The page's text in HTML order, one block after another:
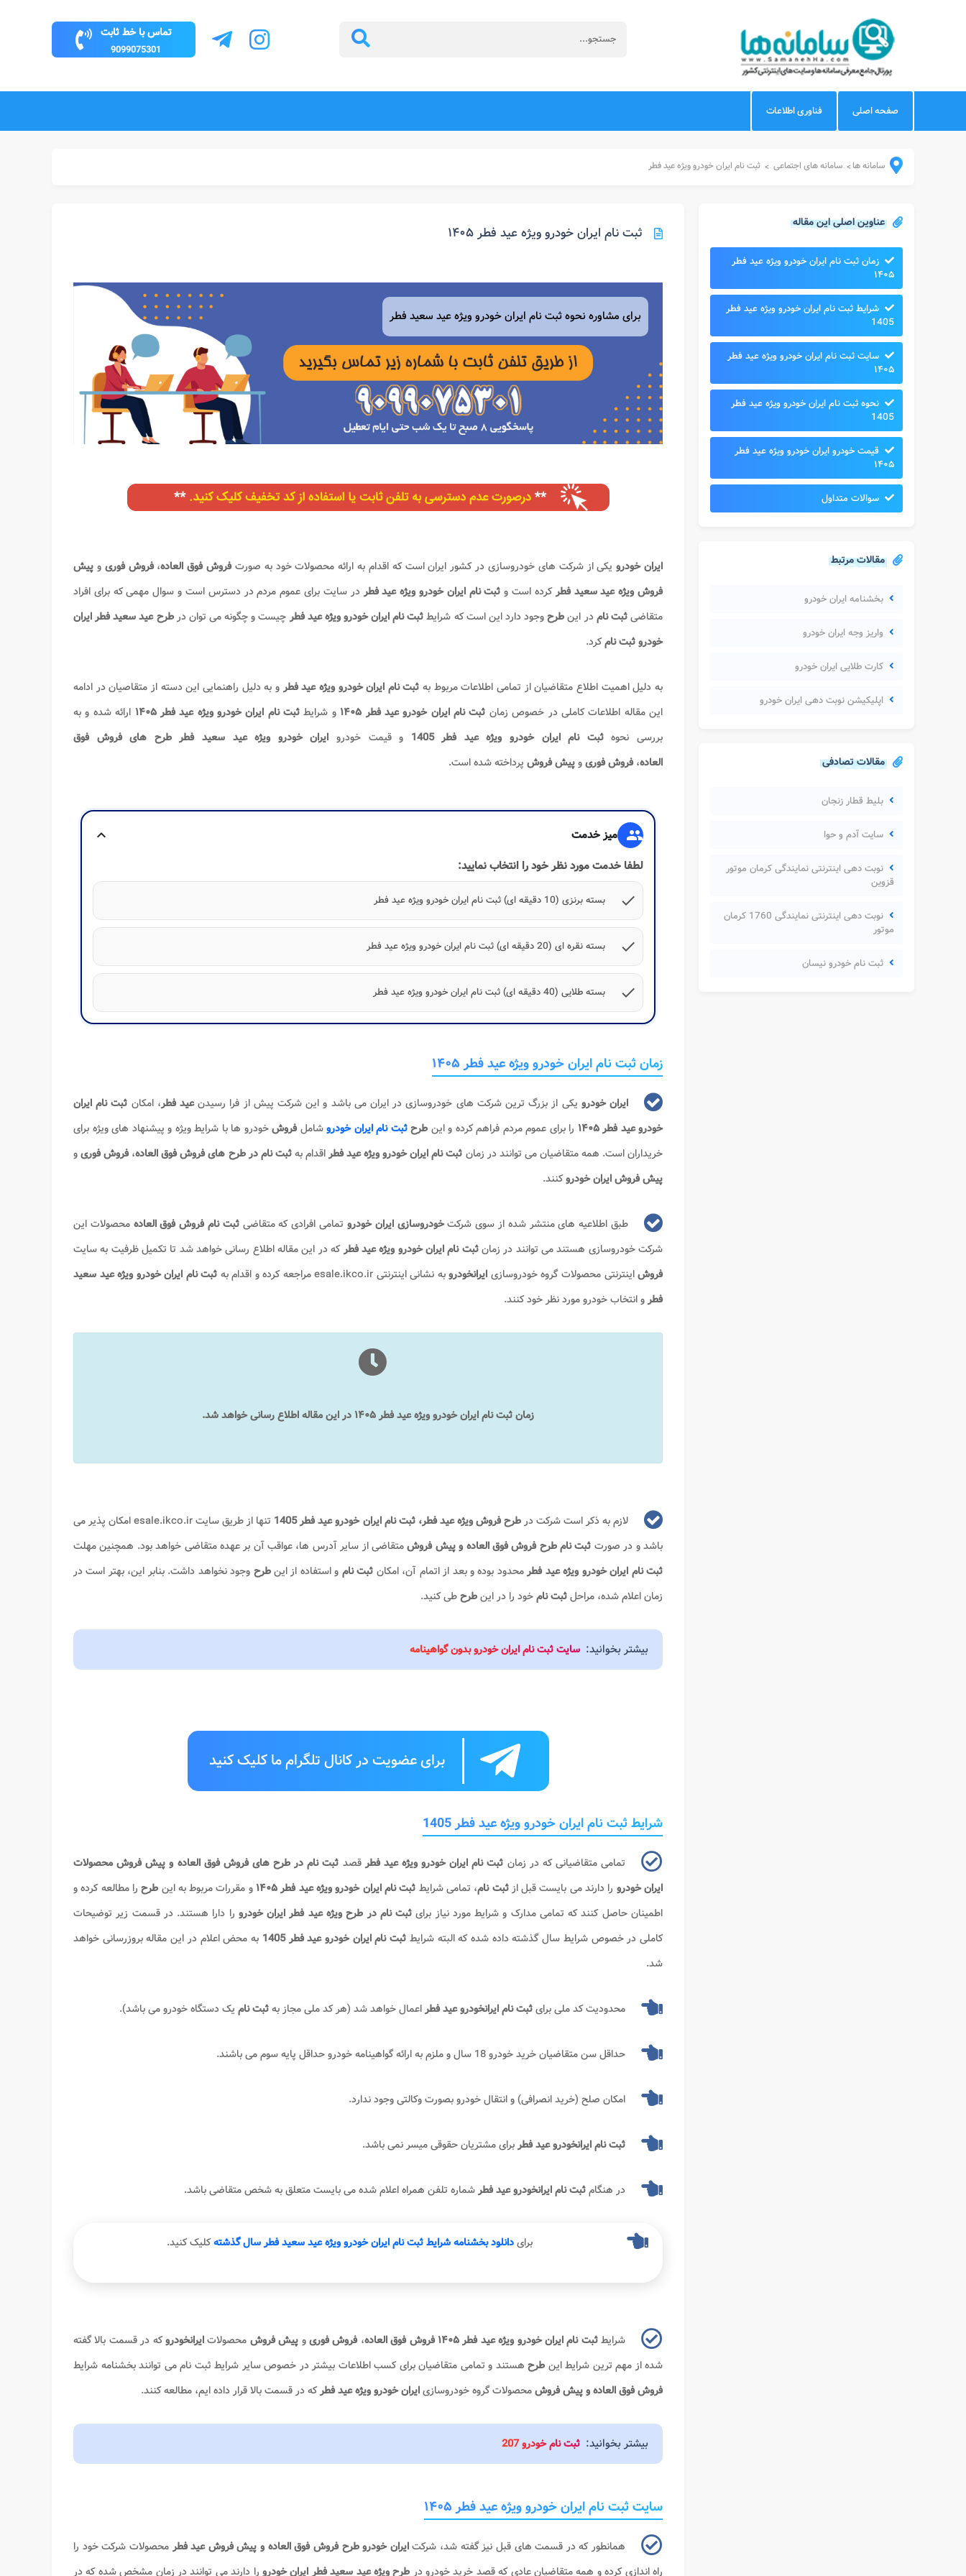
تماس با خط ثابت
9099075301
صفحه اصلی فناوری اطلاعات
سامانه ها> سامانه های اجتماعی > ثبت نام ایران خودرو ویژه عید فطر
عناوین اصلی این مقاله
زمان ثبت نام ایران خودرو ویژه عید فطر
۱۴۰۵
شرایط ثبت نام ایران خودرو ویژه عید فطر
1405
سایت ثبت نام ایران خودرو ویژه عید فطر
۱۴۰۵
نحوه ثبت نام ایران خودرو ویژه عید فطر
1405
قیمت خودرو ایران خودرو ویژه عید فطر
۱۴۰۵
سوالات متداول
مقالات مرتبط
بخشنامه ایران خودرو
واریز وجه ایران خودرو
کارت طلایی ایران خودرو
اپلیکیشن نوبت دهی ایران خودرو
مقالات تصادفی
بلیط قطار زنجان
سایت آدم و حوا
نوبت دهی اینترنتی نمایندگی کرمان موتور
قزوین
نوبت دهی اینترنتی نمایندگی 1760 کرمان
موتور
ثبت نام خودرو نیسان
ثبت نام ایران خودرو ویژه عید فطر ۱۴۰۵
برای مشاوره نحوه ثبت نام ایران خودرو ویژه عید سعید فطر
ایران خودرویکی از شرکت های خودروسازی در کشور ایران است که اقدام به ارائه محصولات خود به صورتفروش فوق العاده،فروش فوریو پیش
فروش ویژه عید سعید فطرکرده است و ثبت نام ایران خودرو ویژه عید فطردر سایت برای عموم مردم در دسترس است و سوال مهمی که برای افراد
متقاضیثبت نامدر اینطرحوجود دارد این است که شرایطثبت نام ایران خودرو ویژه عید فطرچیست و چگونه می توان درطرح عید سعید فطر ایران
خودرو ثبت نامکرد.
به دلیل اهمیت اطلاع متقاضیان از تمامی اطلاعات مربوط به ثبت نام ایران خودرو ویژه عید فطرو به دلیل راهنمایی این دسته از متقاصیان در ادامه
این مقاله اطلاعات کاملی در خصوص زمان ثبت نام ایران خودرو عید فطر ۱۴۰۵ و شرایط ثبت نام ایران خودرو ویژه عید فطر ۱۴۰۵
ارائه شده و به
بررسی نحوهثبت نام ایران خودرو ویژه عید فطر 1405 و قیمت خودرو ایران خودرو ویژه عید سعید فطر طرح های فروش فوق
العاده،فروشفوریوپیش فروش پرداخته شده است.
group میز خدمت
expand_more
لطفا خدمت مورد نظر خود را انتخاب نمایید:
check
بسته برنزی (10 دقیقه ای) ثبت نام ایران خودرو ویژه عید فطر
check بسته نقره ای (20 دقیقه ای) ثبت نام ایران خودرو ویژه عید فطر
check بسته طلایی (40 دقیقه ای) ثبت نام ایران خودرو ویژه عید فطر
زمان ثبت نام ایران خودرو ویژه عید فطر ۱۴۰۵
ایران خودرو یکی از بزرگ ترین شرکت‌ های خودروسازی در ایران می باشد و این شرکت پیش از فرا رسیدنعید فطر، امکان ثبت نام ایران
خودرو عید فطر ۱۴۰۵
را برای عموم مردم فراهم کرده و این طرحثبت نام ایران خودروشاملفروشخودرو ها با شرایط ویژه و پیشنهاد های ویژه برای
خریداران است. همه متقاضیان می توانند در زمان ثبت نام ایران خودرو ویژه عید فطراقدام بهثبت نام در طرح های فروش فوق العاده،فروش فوریو
پیشفروش ایران خودروکنند.
طبق اطلاعیه های منتشر شده از سوی شرکتخودروسازی ایران خودرو تمامی افرادی که متقاضی ثبت نام فروش فوق العادهمحصولات این
شرکت خودروسازی هستند می توانند در زمانثبت نام ایران خودرو ویژه عید فطرکه در این مقاله اطلاع رسانی خواهد شد تا تکمیل ظرفیت به سایت
فروشاینترنتی محصولات گروه خودروسازی ایرانخودروبه نشانی اینترنتی esale.ikco.ir مراجعه کرده و اقدام به
ثبت نام ایران خودرو ویژه عید سعید
فطرو انتخاب خودرو مورد نظر خود کنند.
زمان ثبت نام ایران خودرو ویژه عید فطر ۱۴۰۵ در این مقاله اطلاع رسانی خواهد شد.
لازم به ذکر است شرکت درطرح فروش ویژه عید فطر، ثبت نام ایران خودرو عید فطر 1405
تنها از طریق سایت esale.ikco.ir امکان پذیر می
باشد و در صورت ثبت نام طرح فروش فوق العاده و پیش فروشمتقاضی از سایر آدرس ها، عواقب آن بر عهده متقاضی خواهد بود. همچنین مهلت
ثبت نام ایران خودرو ویژه عید فطرمحدود بوده و بعد از اتمام آن، امکان ثبت نام و استفاده از اینطرح وجود نخواهد داشت. بنابر این، بهتر است در
زمان اعلام شده، مراحلثبت نامخود را در اینطرحطی کنید.
بیشتر بخوانید: سایت ثبت نام ایران خودرو بدون گواهینامه
برای عضویت در کانال تلگرام ما کلیک کنید
شرایط ثبت نام ایران خودرو ویژه عید فطر 1405
تمامی متقاضیانی که در زمان ثبت نام ایران خودرو ویژه عید فطرقصد ثبت نام در طرح های فروش فوق العاده و پیش فروش محصولات
ایران خودرو را دارند می بایست قبل ازثبت نام، تمامی شرایط ثبت نام ایران خودرو ویژه عید فطر ۱۴۰۵ و مقررات مربوط به این طرح را مطالعه کرده و
اطمینان حاصل کنند که تمامی مدارک و شرایط مورد نیاز برای ثبت نام در طرح ویژه عید فطر ایران خودرو را دارا هستند. در قسمت زیر توضیحات
کاملی در خصوص شرایط سال گذشته داده شده که البته شرایط ثبت نام ایران خودرو عید فطر 1405
به محض اعلام در این مقاله بروزرسانی خواهد
شد.
محدودیت کد ملی برایثبت نام ایرانخودرو عید فطراعمال خواهد شد (هر کد ملی مجاز بهثبت نام یک دستگاه خودرو می باشد).
حداقل سن متقاضیان خرید خودرو 18 سال و ملزم به ارائه گواهینامه خودرو حداقل پایه سوم می باشند.
امکان صلح (خرید انصرافی) و انتقال خودرو بصورت وکالتی وجود ندارد.
ثبت نامایرانخودرو عید فطربرای مشتریان حقوقی میسر نمی باشد.
در هنگامثبت نام ایرانخودرو عید فطرشماره تلفن همراه اعلام شده می بایست متعلق به شخص متقاضی باشد.
برایدانلود بخشنامه شرایط ثبت نام ایران خودرو ویژه عید سعید فطر سال گذشته کلیک کنید.
شرایطثبت نام ایران خودرو ویژه عید فطر ۱۴۰۵ فروش فوق العاده ،فروش فوریو پیش فروش محصولاتایرانخودروکه در قسمت بالا گفته
شده از مهم ترین شرایط این طرح هستند و تمامی متقاضیان برای کسب اطلاعات بیشتر در خصوص سایر شرایط ثبت نام می توانند بخشنامه شرایط
فروش فوق العاده و پیش فروشمحصولات گروه خودروسازیایران خودرو ویژه عید فطرکه در قسمت بالا قرار داده ایم، مطالعه کنند.
بیشتر بخوانید: ثبت نام خودرو 207
سایت ثبت نام ایران خودرو ویژه عید فطر ۱۴۰۵
همانطور که در قسمت های قبل نیز گفته شد، شرکتایران خودرو طرح فروش فوق العاده و پیش فروش عید فطرمحصولات شرکت خود را
راه اندازی کرده و همه متقاضیان عادی که قصد خرید خودرو در طرح ویژه عید سعید فطر ایران خودرو را دارند می توانند در زمان مشخص شده که در